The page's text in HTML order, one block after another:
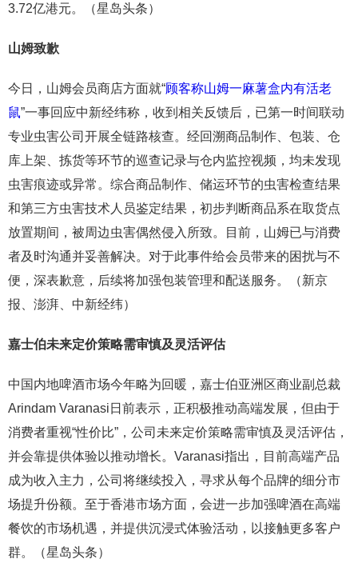
3.72亿港元。（星岛头条）
山姆致歉
今日，山姆会员商店方面就“顾客称山姆一麻薯盒内有活老
鼠”一事回应中新经纬称，收到相关反馈后，已第一时间联动
专业虫害公司开展全链路核查。经回溯商品制作、包装、仓
库上架、拣货等环节的巡查记录与仓内监控视频，均未发现
虫害痕迹或异常。综合商品制作、储运环节的虫害检查结果
和第三方虫害技术人员鉴定结果，初步判断商品系在取货点
放置期间，被周边虫害偶然侵入所致。目前，山姆已与消费
者及时沟通并妥善解决。对于此事件给会员带来的困扰与不
便，深表歉意，后续将加强包装管理和配送服务。（新京
报、澎湃、中新经纬）
嘉士伯未来定价策略需审慎及灵活评估
中国内地啤酒市场今年略为回暖，嘉士伯亚洲区商业副总裁
Arindam Varanasi日前表示，正积极推动高端发展，但由于
消费者重视“性价比”，公司未来定价策略需审慎及灵活评估，
并会靠提供体验以推动增长。Varanasi指出，目前高端产品
成为收入主力，公司将继续投入，寻求从每个品牌的细分市
场提升份额。至于香港市场方面，会进一步加强啤酒在高端
餐饮的市场机遇，并提供沉浸式体验活动，以接触更多客户
群。（星岛头条）